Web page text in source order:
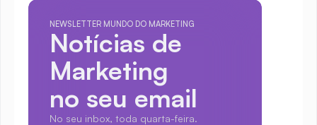
NEWSLETTER MUNDO DO MARKETING
Notícias de
Marketing
no seu email
No seu inbox, toda quarta-feira.